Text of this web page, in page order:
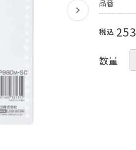
品番
税込 253
数量